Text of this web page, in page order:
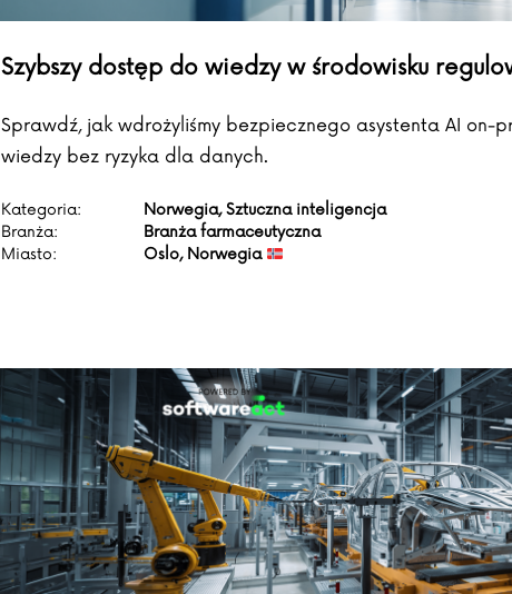
Szybszy dostęp do wiedzy w środowisku
Sprawdź, jak wdrożyliśmy bezpiecznego asystenta AI on-
wiedzy bez ryzyka dla danych.
Kategoria:
Norwegia, Sztuczna inteligencja
Branża:
Branża farmaceutyczna
Miasto:
Oslo, Norwegia